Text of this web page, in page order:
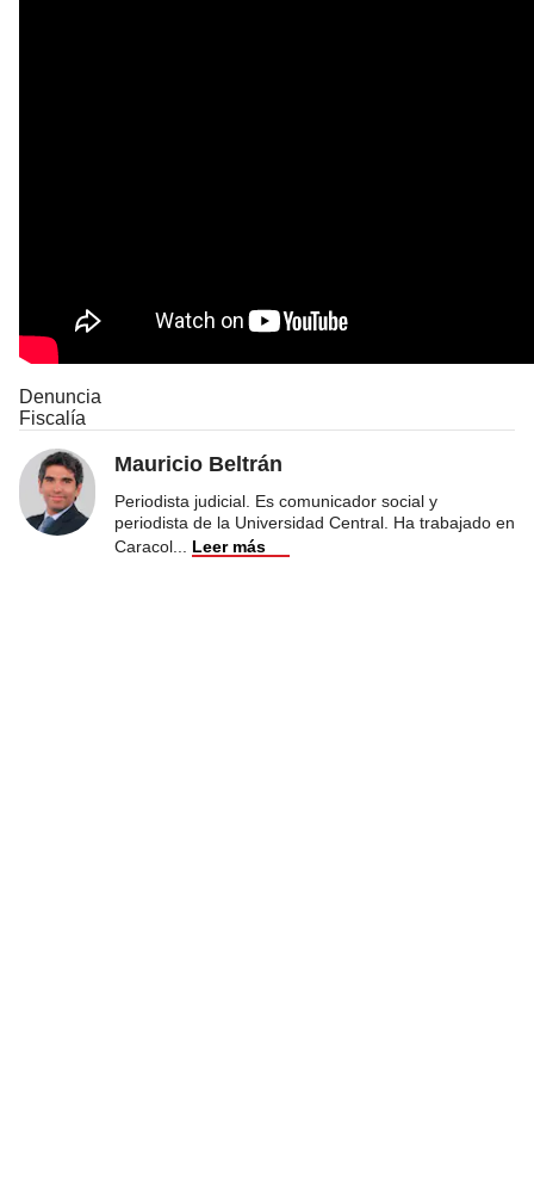
Denuncia
Fiscalía
Mauricio Beltrán
Periodista judicial. Es comunicador social y
periodista de la Universidad Central. Ha trabajado en
Caracol
Leer más